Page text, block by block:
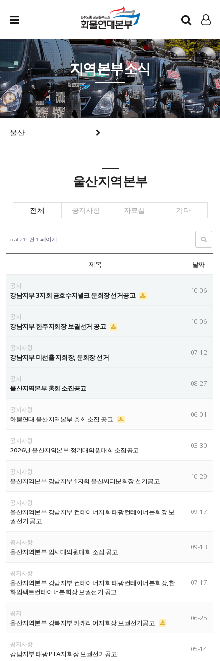
인트라넷
LOG IN
지역본부소식
울산
울산지역본부
전체 공지사항 자료실 기타
Total 219건 1 페이지
제목 날짜
공지
강남지부 3지회 금호수지벌크 분회장 선거공고
10-06
공지
강남지부 한주지회장 보궐선거 공고
10-06
공지사항
강남지부 미선출 지회장, 분회장 선거
07-12
공지
울산지역본부 총회 소집공고
08-27
공지사항
화물연대 울산지역본부 총회 소집 공고
06-01
공지사항
2026년 울산지역본부 정기대의원대회 소집공고
03-30
공지사항
울산지역본부 강남지부 1지회 울산씨티분회장 선거공고
10-29
공지사항
울산지역본부 강남지부 컨테이너지회 태광컨테이너분회장 보
궐선거 공고
09-17
공지사항
울산지역본부 임시대의원대회 소집 공고
09-13
공지사항
울산지역본부 강남지부 컨테이너지회 태광컨테이너분회장,한
화임팩트컨테이너분회장 보궐선거 공고
07-17
공지
울산지역본부 강북지부 카캐리어지회장 보궐선거공고
06-25
공지사항
강남지부 태광PTA지회장 보궐선거공고
05-14